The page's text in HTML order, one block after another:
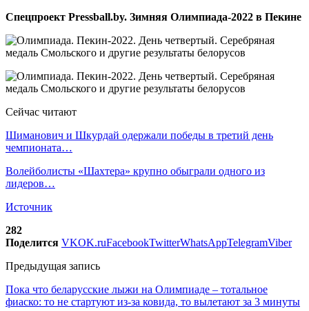
Спецпроект Pressball.by. Зимняя Олимпиада-2022 в Пекине
Сейчас читают
Шиманович и Шкурдай одержали победы в третий день
чемпионата…
Волейболисты «Шахтера» крупно обыграли одного из
лидеров…
Источник
282
Поделится VKOK.ruFacebookTwitterWhatsAppTelegramViber
Предыдущая запись
Пока что беларусские лыжи на Олимпиаде – тотальное
фиаско: то не стартуют из-за ковида, то вылетают за 3 минуты